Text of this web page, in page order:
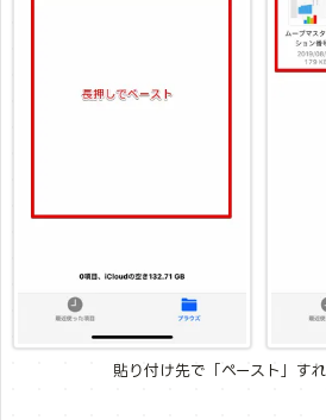
貼り付け先で「ペースト」す